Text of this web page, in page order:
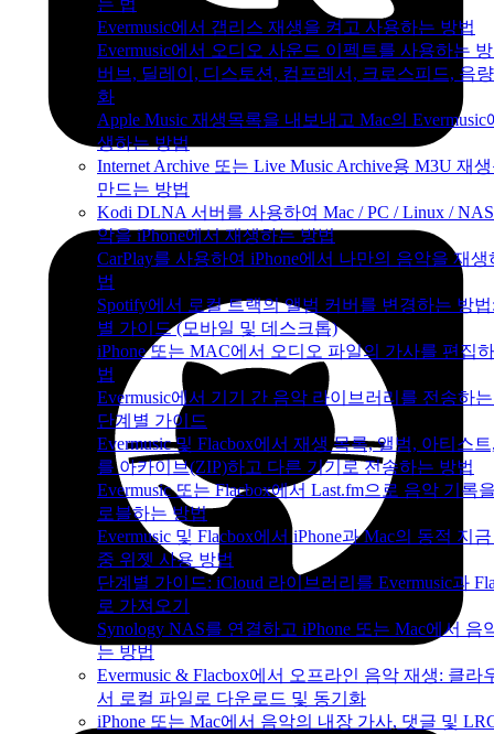
는 법
Evermusic에서 갭리스 재생을 켜고 사용하는 방법
Evermusic에서 오디오 사운드 이펙트를 사용하는
버브, 딜레이, 디스토션, 컴프레서, 크로스피드, 음
화
Apple Music 재생목록을 내보내고 Mac의 Evermusic
생하는 방법
Internet Archive 또는 Live Music Archive용 M3U 재
만드는 방법
Kodi DLNA 서버를 사용하여 Mac / PC / Linux /
악을 iPhone에서 재생하는 방법
CarPlay를 사용하여 iPhone에서 나만의 음악을 재
법
Spotify에서 로컬 트랙의 앨범 커버를 변경하는 방
별 가이드 (모바일 및 데스크톱)
iPhone 또는 MAC에서 오디오 파일의 가사를 편집
법
Evermusic에서 기기 간 음악 라이브러리를 전송하
단계별 가이드
Evermusic 및 Flacbox에서 재생 목록, 앨범, 아티스
를 아카이브(ZIP)하고 다른 기기로 전송하는 방법
Evermusic 또는 Flacbox에서 Last.fm으로 음악 기록
로블하는 방법
Evermusic 및 Flacbox에서 iPhone과 Mac의 동적 지
중 위젯 사용 방법
단계별 가이드: iCloud 라이브러리를 Evermusic과
로 가져오기
Synology NAS를 연결하고 iPhone 또는 Mac에서 음
는 방법
Evermusic & Flacbox에서 오프라인 음악 재생: 클라
서 로컬 파일로 다운로드 및 동기화
iPhone 또는 Mac에서 음악의 내장 가사, 댓글 및